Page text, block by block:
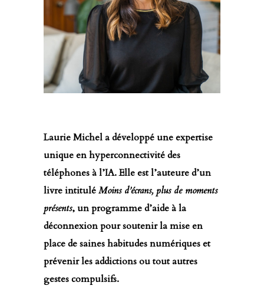
natus error sit voluptatem
accusantium doloremque.
Laurie Michel a développé une expertise
unique en hyperconnectivité des
téléphones à l’IA. Elle est l’auteure d’un
livre intituléMoins d’écrans, plus de moments
présents, un programme d’aide à la
déconnexion pour soutenir la mise en
place de saines habitudes numériques et
prévenir les addictions ou tout autres
gestes compulsifs.